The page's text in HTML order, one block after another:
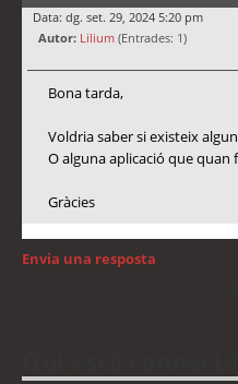
Data: dg. set. 29, 2024 5:20 pm
Autor: Lilium (Entrades: 1)
Bona tarda,
Voldria saber si existeix
O alguna aplicació que
Gràcies
Envia una resposta